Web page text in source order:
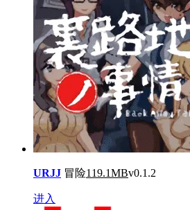
URJJ 冒险119.1MBv0.1.2
进入